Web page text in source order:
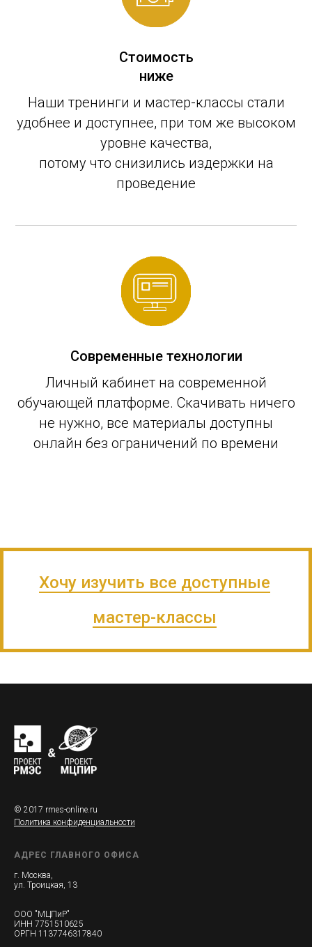
Стоимость
ниже
Наши тренинги и мастер-классы стали
удобнее и доступнее, при том же высоком
уровне качества,
потому что снизились издержки на
проведение
Современные технологии
Личный кабинет на современной
обучающей платформе. Скачивать ничего
не нужно, все материалы доступны
онлайн без ограничений по времени
Хочу изучить все доступные
мастер-классы
© 2017 rmes-online.ru
Политика конфиденциальности
АДРЕС ГЛАВНОГО ОФИСА
г. Москва,
ул. Троицкая, 13
ООО "МЦПиР"
ИНН 7751510625
ОРГН 1137746317840